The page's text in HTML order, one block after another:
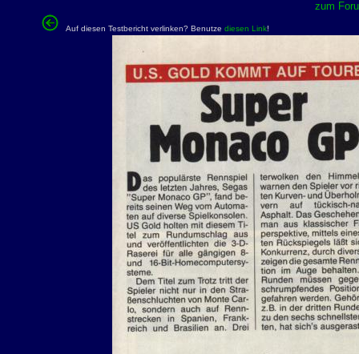
zum
Auf diesen Testbericht verlinken? Benutze diesen Link!